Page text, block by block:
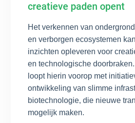
creatieve paden opent
Het verkennen van
en verborgen ecosystemen
inzichten opleveren voor
en technologische
loopt hierin voorop met
ontwikkeling van slimme
biotechnologie, die nieuwe
mogelijk maken.